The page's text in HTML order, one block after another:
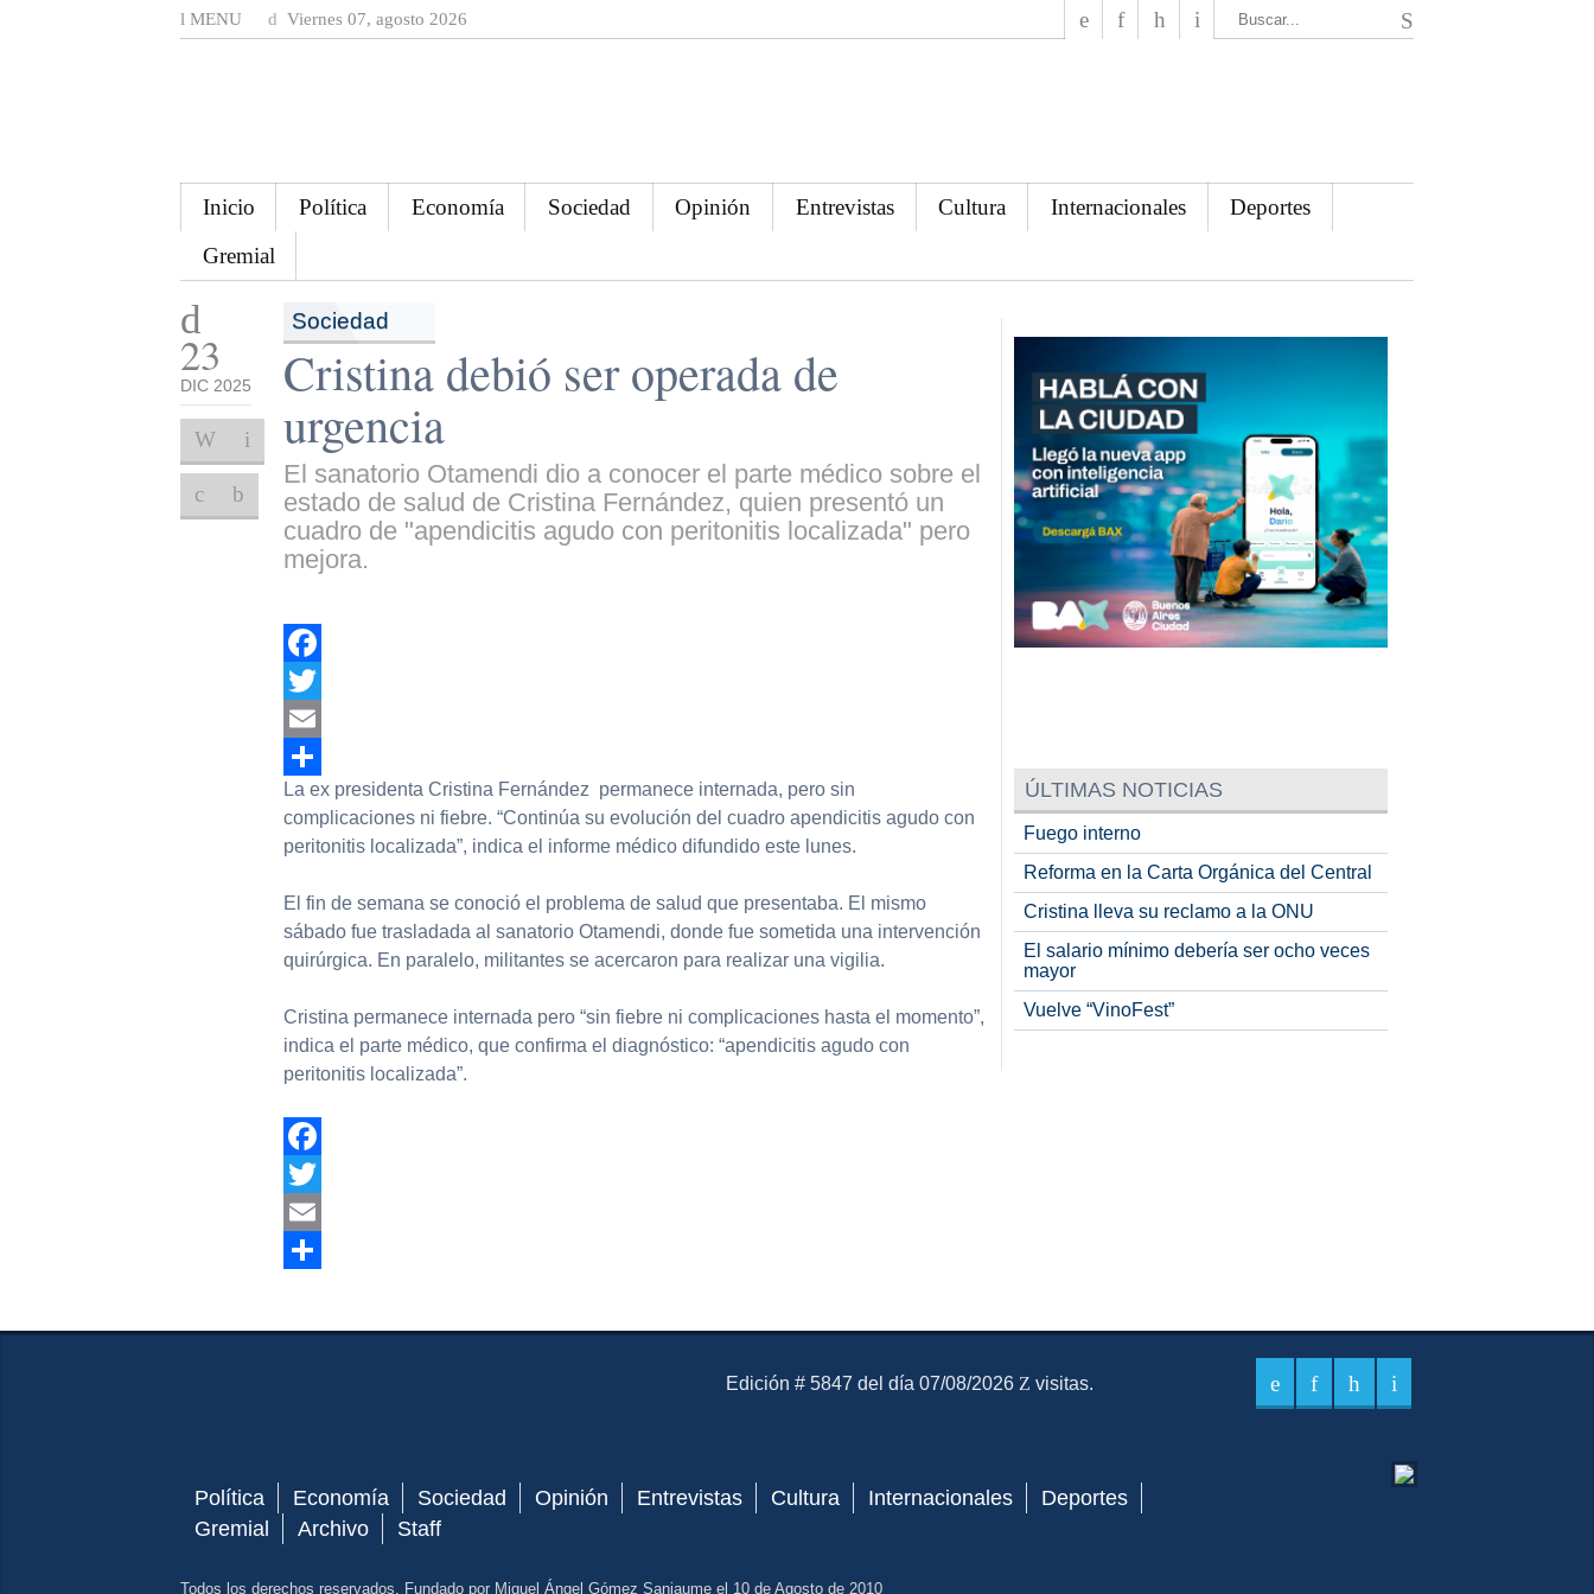
MENU Viernes 07, agosto 2026
Inicio Política Economía Sociedad Opinión Entrevistas Cultura Internacionales
Deportes
Gremial
23
DIC 2025
Sociedad
Cristina debió ser operada de
urgencia
El sanatorio Otamendi dio a conocer el parte médico sobre el
estado de salud de Cristina Fernández, quien presentó un
cuadro de "apendicitis agudo con peritonitis localizada" pero
mejora.
Facebook
Twitter
Email
Compartir
La ex presidenta Cristina Fernández permanece internada, pero sin
complicaciones ni fiebre. “Continúa su evolución del cuadro apendicitis agudo con
peritonitis localizada”, indica el informe médico difundido este lunes.
El fin de semana se conoció el problema de salud que presentaba. El mismo
sábado fue trasladada al sanatorio Otamendi, donde fue sometida una intervención
quirúrgica. En paralelo, militantes se acercaron para realizar una vigilia.
Cristina permanece internada pero “sin fiebre ni complicaciones hasta el momento”,
indica el parte médico, que confirma el diagnóstico: “apendicitis agudo con
peritonitis localizada”.
Facebook
Twitter
Email
ÚLTIMAS NOTICIAS
Fuego interno
Reforma en la Carta Orgánica del Central
Cristina lleva su reclamo a la ONU
El salario mínimo debería ser ocho veces
mayor
Vuelve “VinoFest”
El Mensajero Diario
Edición # 5847 del día 07/08/2026 visitas.
Política Economía Sociedad Opinión Entrevistas Cultura Internacionales
Deportes
Gremial
Archivo Staff
Todos los derechos reservados. Fundado por Miguel Ángel Gómez Sanjaume el 10 de Agosto de 2010